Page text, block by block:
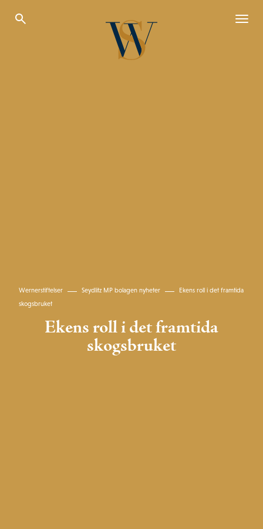
Wernerstiftelser Seydlitz MP bolagen nyheter
Ekens roll i det framtida
skogsbruket
Ekens roll i det framtida
skogsbruket